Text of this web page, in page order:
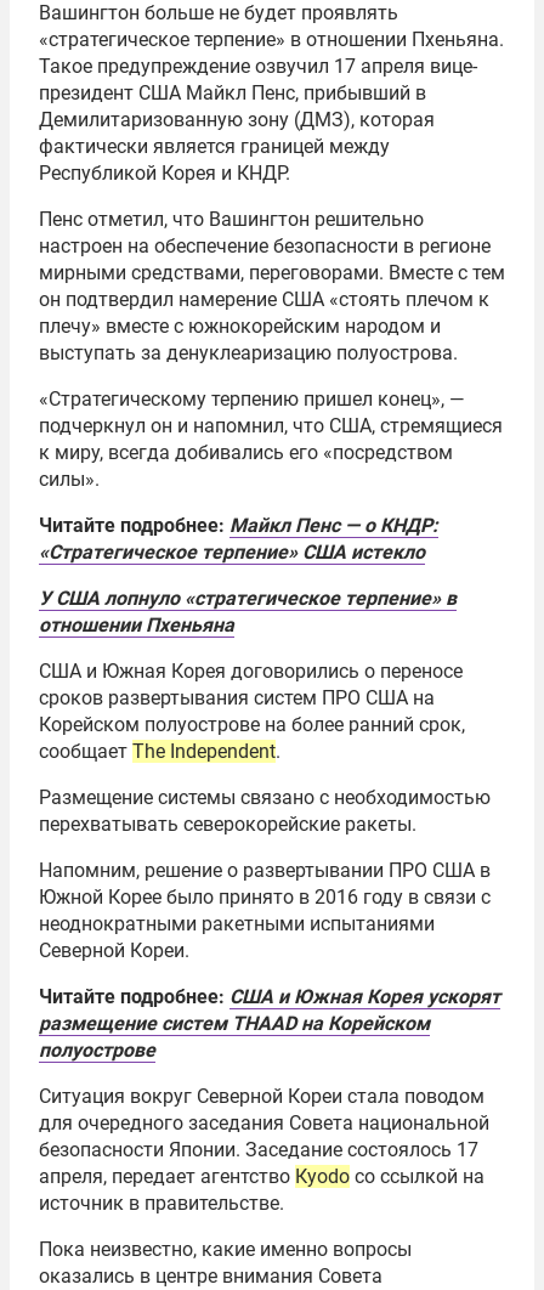
Вашингтон больше не будет проявлять
«стратегическое терпение» в отношении Пхеньяна.
Такое предупреждение озвучил 17 апреля вице-
президент США Майкл Пенс, прибывший в
Демилитаризованную зону (ДМЗ), которая
фактически является границей между
Республикой Корея и КНДР.
Пенс отметил, что Вашингтон решительно
настроен на обеспечение безопасности в регионе
мирными средствами, переговорами. Вместе с тем
он подтвердил намерение США «стоять плечом к
плечу» вместе с южнокорейским народом и
выступать за денуклеаризацию полуострова.
«Стратегическому терпению пришел конец», —
подчеркнул он и напомнил, что США, стремящиеся
к миру, всегда добивались его «посредством
силы».
Читайте подробнее: Майкл Пенс — о КНДР:
«Стратегическое терпение» США истекло
У США лопнуло «стратегическое терпение» в
отношении Пхеньяна
США и Южная Корея договорились о переносе
сроков развертывания систем ПРО США на
Корейском полуострове на более ранний срок,
сообщает The Independent.
Размещение системы связано с необходимостью
перехватывать северокорейские ракеты.
Напомним, решение о развертывании ПРО США в
Южной Корее было принято в 2016 году в связи с
неоднократными ракетными испытаниями
Северной Кореи.
Читайте подробнее: США и Южная Корея ускорят
размещение систем THAAD на Корейском
полуострове
Ситуация вокруг Северной Кореи стала поводом
для очередного заседания Совета национальной
безопасности Японии. Заседание состоялось 17
апреля, передает агентство Кyodo со ссылкой на
источник в правительстве.
Пока неизвестно, какие именно вопросы
оказались в центре внимания Совета